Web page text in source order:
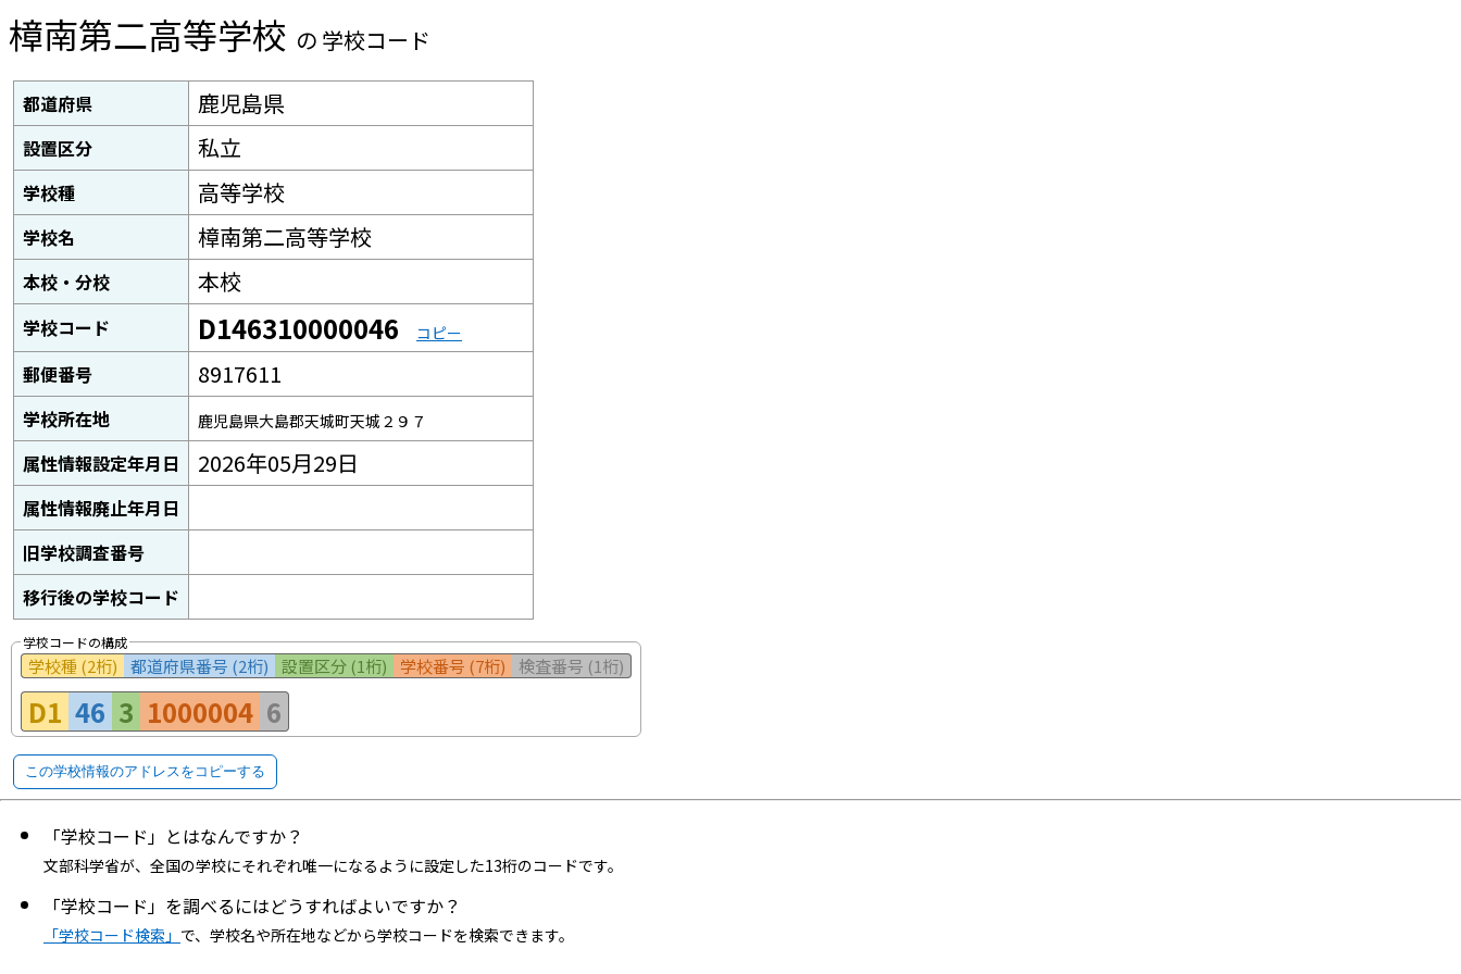
樟南第二高等学校 の 学校コード
都道府県 鹿児島県
設置区分 私立
学校種 高等学校
学校名 樟南第二高等学校
本校・分校 本校
学校コード D146310000046 コピー
郵便番号 8917611
学校所在地 鹿児島県大島郡天城町天城２９７
属性情報設定年月日 2026年05月29日
属性情報廃止年月日
旧学校調査番号
移行後の学校コード
学校コードの構成
学校種 (2桁) 都道府県番号 (2桁) 設置区分 (1桁) 学校番号 (7桁) 検査番号 (1桁)
D1 46 3 1000004 6
この学校情報のアドレスをコピーする
「学校コード」とはなんですか？
文部科学省が、全国の学校にそれぞれ唯一になるように設定した13桁のコードです。
「学校コード」を調べるにはどうすればよいですか？
「学校コード検索」 で、学校名や所在地などから学校コードを検索できます。